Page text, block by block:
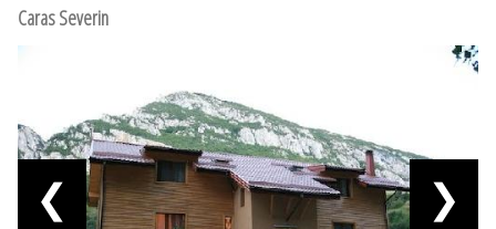
Caras Severin
❮ ❯